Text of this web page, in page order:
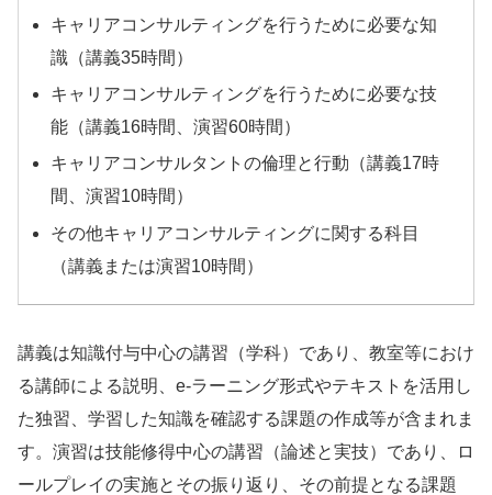
キャリアコンサルティングを行うために必要な知
識（講義35時間）
キャリアコンサルティングを行うために必要な技
能（講義16時間、演習60時間）
キャリアコンサルタントの倫理と行動（講義17時
間、演習10時間）
その他キャリアコンサルティングに関する科目
（講義または演習10時間）
講義は知識付与中心の講習（学科）であり、教室等におけ
る講師による説明、e-ラーニング形式やテキストを活用し
た独習、学習した知識を確認する課題の作成等が含まれま
す。演習は技能修得中心の講習（論述と実技）であり、ロ
ールプレイの実施とその振り返り、その前提となる課題